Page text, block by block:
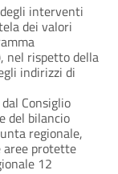
interventi
dei valori
nel rispetto della
indirizzi di
Consiglio
del bilancio
regionale,
aree protette
12